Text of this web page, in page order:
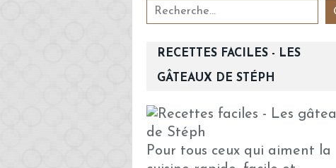
RECETTES FACILES - LES
GÂTEAUX DE STÉPH
Pour tous ceux qui aiment la